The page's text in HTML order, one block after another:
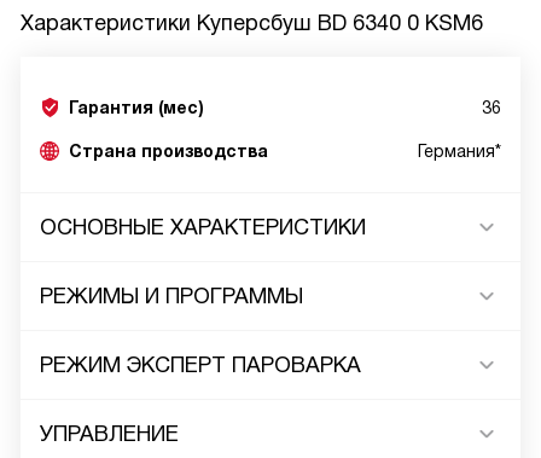
Характеристики Куперсбуш BD 6340 0 KSM6
Гарантия (мес) 36
Страна производства Германия*
ОСНОВНЫЕ ХАРАКТЕРИСТИКИ
РЕЖИМЫ И ПРОГРАММЫ
РЕЖИМ ЭКСПЕРТ ПАРОВАРКА
УПРАВЛЕНИЕ